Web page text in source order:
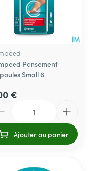
Pansement
Small 6
€
Ajouter au panier